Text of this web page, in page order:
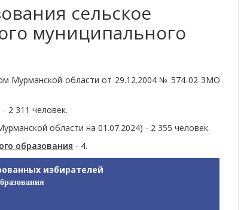
сельское
муниципального
Мурманской области от 29.12.2004 № 574-02-ЗМО
2 311 человек.
области на 01.07.2024) - 2 355 человек.
образования - 4.
избирателей